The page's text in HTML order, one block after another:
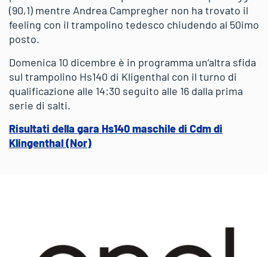
(90,1) mentre Andrea Campregher non ha trovato il
feeling con il trampolino tedesco chiudendo al 50imo
posto.
Domenica 10 dicembre è in programma un’altra sfida
sul trampolino Hs140 di Kligenthal con il turno di
qualificazione alle 14:30 seguito alle 16 dalla prima
serie di salti.
Risultati della gara Hs140 maschile di Cdm di
Klingenthal (Nor)